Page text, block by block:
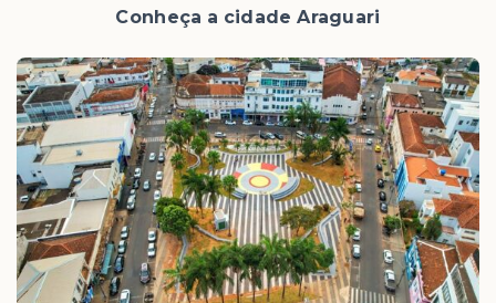
Conheça a cidade Araguari